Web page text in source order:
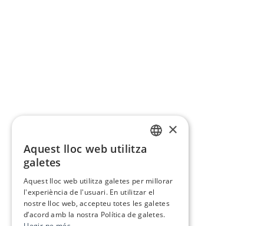
×
Aquest lloc web utilitza
galetes
Aquest lloc web utilitza galetes per millorar
l'experiència de l'usuari. En utilitzar el
nostre lloc web, accepteu totes les galetes
d’acord amb la nostra Política de galetes.